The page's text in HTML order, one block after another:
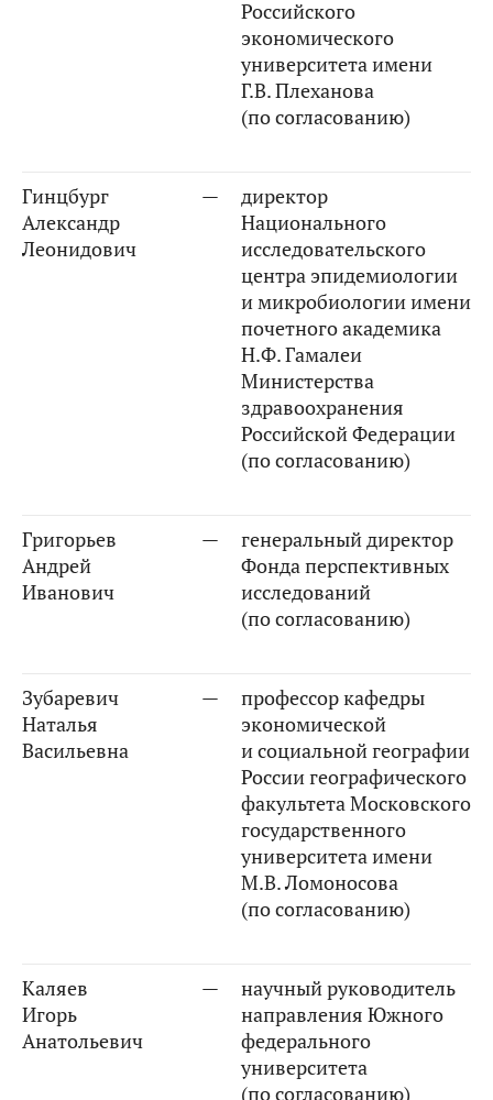
Российского
экономического
университета имени
Г.В. Плеханова
(по согласованию)
Гинцбург
Александр
Леонидович
—
директор
Национального
исследовательского
центра эпидемиологии
и микробиологии имени
почетного академика
Н.Ф. Гамалеи
Министерства
здравоохранения
Российской Федерации
(по согласованию)
Григорьев
Андрей
Иванович
—
генеральный директор
Фонда перспективных
исследований
(по согласованию)
Зубаревич
Наталья
Васильевна
—
профессор кафедры
экономической
и социальной географии
России географического
факультета Московского
государственного
университета имени
М.В. Ломоносова
(по согласованию)
Каляев
Игорь
Анатольевич
—
научный руководитель
направления Южного
федерального
университета
(по согласованию)